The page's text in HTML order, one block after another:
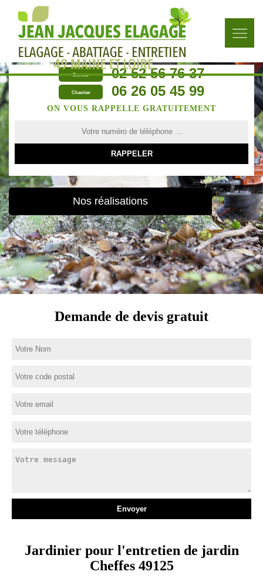
Bureau 02 52 56 76 37
Chantier 06 26 05 45 99
ON VOUS RAPPELLE GRATUITEMENT
Nos réalisations
Demande de devis gratuit
Jardinier pour l'entretien de jardin
Cheffes 49125